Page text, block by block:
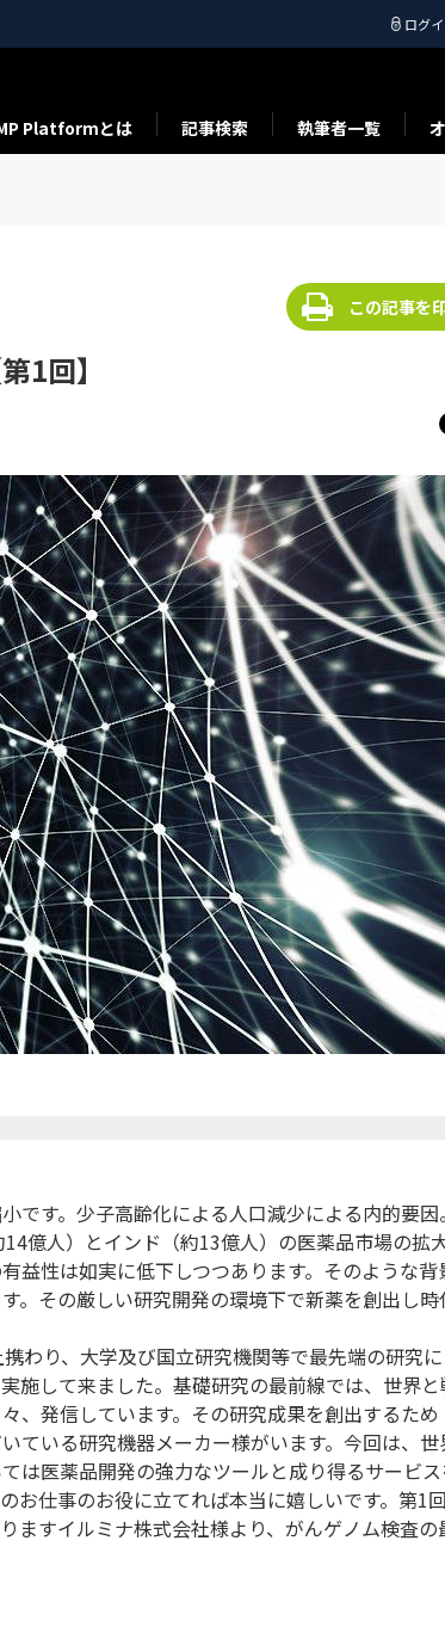
ログ
Platformとは 記事検索 執筆者一覧
1回】
この記事を
す。少子高齢化による人口減少による内的要因。
億人）とインド（約13億人）の医薬品市場の拡
益性は如実に低下しつつあります。そのような背
。その厳しい研究開発の環境下で新薬を創出し時
わり、大学及び国立研究機関等で最先端の研究に
施して来ました。基礎研究の最前線では、世界
、発信しています。その研究成果を創出するため
ている研究機器メーカー様がいます。今回は、世
は医薬品開発の強力なツールと成り得るサービス
お仕事のお役に立てれば本当に嬉しいです。第1回
ますイルミナ株式会社様より、がんゲノム検査の